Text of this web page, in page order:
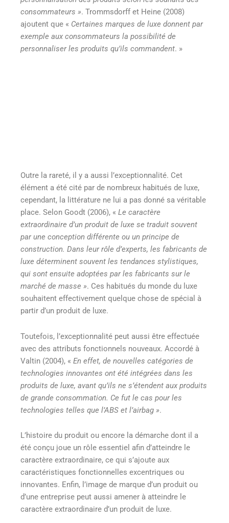
consommateurs ». Trommsdorff et Heine (2008)
ajoutent que « Certaines marques de luxe donnent par
exemple aux consommateurs la possibilité de
personnaliser les produits qu’ils commandent. »
Outre la rareté, il y a aussi l’exceptionnalité. Cet
élément a été cité par de nombreux habitués de luxe,
cependant, la littérature ne lui a pas donné sa véritable
place. Selon Goodt (2006), « Le caractère
extraordinaire d’un produit de luxe se traduit souvent
par une conception différente ou un principe de
construction. Dans leur rôle d’experts, les fabricants de
luxe déterminent souvent les tendances stylistiques,
qui sont ensuite adoptées par les fabricants sur le
marché de masse ». Ces habitués du monde du luxe
souhaitent effectivement quelque chose de spécial à
partir d’un produit de luxe.
Toutefois, l’exceptionnalité peut aussi être effectuée
avec des attributs fonctionnels nouveaux. Accordé à
Valtin (2004), « En effet, de nouvelles catégories de
technologies innovantes ont été intégrées dans les
produits de luxe, avant qu’ils ne s’étendent aux produits
de grande consommation. Ce fut le cas pour les
technologies telles que l’ABS et l’airbag ».
L’histoire du produit ou encore la démarche dont il a
été conçu joue un rôle essentiel afin d’atteindre le
caractère extraordinaire, ce qui s’ajoute aux
caractéristiques fonctionnelles excentriques ou
innovantes. Enfin, l’image de marque d’un produit ou
d’une entreprise peut aussi amener à atteindre le
caractère extraordinaire d’un produit de luxe.